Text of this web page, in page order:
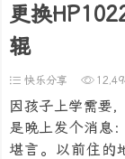
更换
辊
快乐分享
因孩子上学需要
是晚上发个消息
堪言。以前住的